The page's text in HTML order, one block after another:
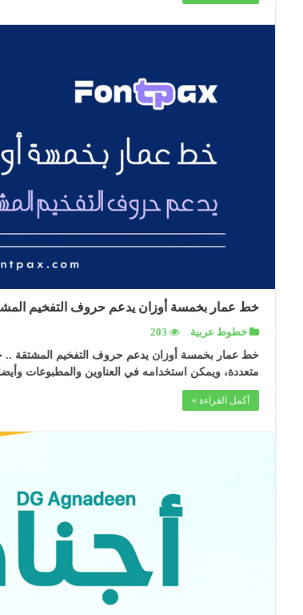
خط عمار بخمسة أوزان يدعم حروف التفخيم
خطوط عربية
203
خط عمار بخمسة أوزان يدعم حروف التفخيم المشتقة
متعددة، ويمكن استخدامه في العناوين والمطبوعات
أكمل القراءة »